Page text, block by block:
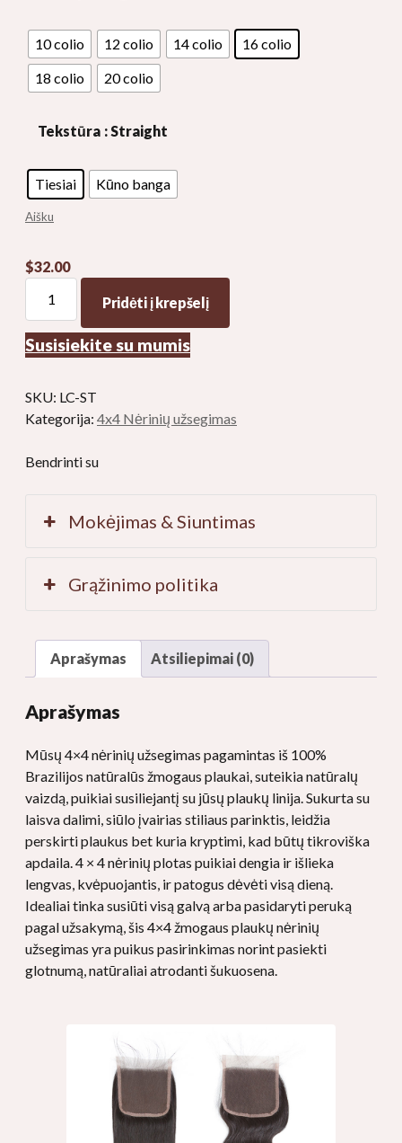
10 colio 12 colio 14 colio
16 colio
18 colio
20 colio
Tekstūra : Straight
Tiesiai Kūno banga
Aišku
$32.00
Nėrinių
užsegimas
Žmogaus
Nėrinių
užsegimas
Pridėti į krepšelį
Susisiekite su mumis
SKU: LC-ST
Kategorija: 4x4 Nėrinių užsegimas
Bendrinti su
Mokėjimas & Siuntimas
Grąžinimo politika
Aprašymas Atsiliepimai (0)
Aprašymas
Mūsų 4×4 nėrinių užsegimas pagamintas iš 100%
Brazilijos natūralūs žmogaus plaukai, suteikia natūralų
vaizdą, puikiai susiliejantį su jūsų plaukų linija. Sukurta su
laisva dalimi, siūlo įvairias stiliaus parinktis, leidžia
perskirti plaukus bet kuria kryptimi, kad būtų tikroviška
apdaila. 4 × 4 nėrinių plotas puikiai dengia ir išlieka
lengvas, kvėpuojantis, ir patogus dėvėti visą dieną.
Idealiai tinka susiūti visą galvą arba pasidaryti peruką
pagal užsakymą, šis 4×4 žmogaus plaukų nėrinių
užsegimas yra puikus pasirinkimas norint pasiekti
glotnumą, natūraliai atrodanti šukuosena.